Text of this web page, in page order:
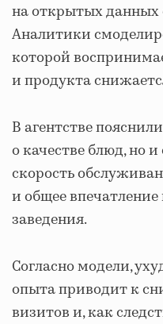
на открытых данных
Аналитики
которой
и продукта
В агентстве
о качестве блюд, но
скорость
и общее
заведения.
Согласно модели,
опыта приводит к
визитов и, как